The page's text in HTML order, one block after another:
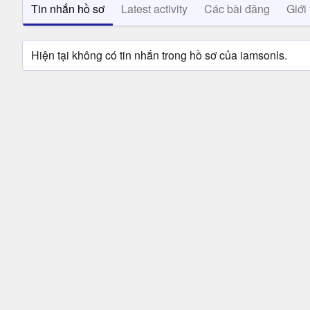
Tin nhắn hồ sơ Latest activity Các bài đăng Giới
Hiện tại không có tin nhắn trong hồ sơ của iamsonls.